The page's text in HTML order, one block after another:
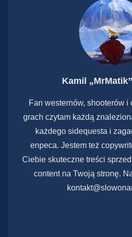
Kamil
Fan westernów, shooterów i
grach czytam każdą
każdego sidequesta i
enpeca. Jestem też
Ciebie skuteczne treści
content na Twoją stronę.